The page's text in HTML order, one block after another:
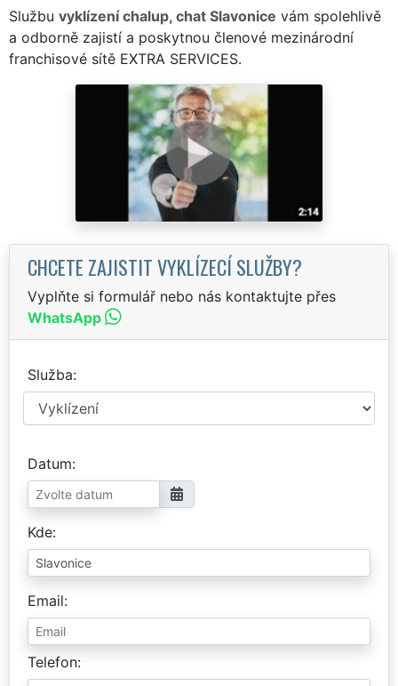
Službu vyklízení chalup, chat Slavonice vám spolehlivě
a odborně zajistí a poskytnou členové mezinárodní
franchisové sítě EXTRA SERVICES.
CHCETE ZAJISTIT VYKLÍZECÍ SLUŽBY?
Vyplňte si formulář nebo nás kontaktujte přes
WhatsApp
Služba
Datum
Kde
Email
Telefon